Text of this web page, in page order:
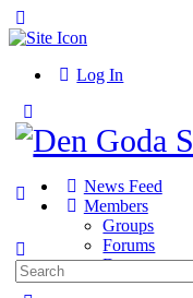
Side
Log In
Side
Panel
News Feed
Members
Groups
Forums
Documents
Search
for: